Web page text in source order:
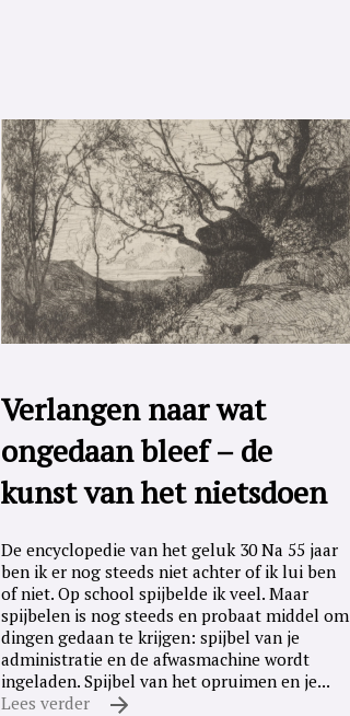
Verlangen naar wat
ongedaan bleef – de
kunst van het nietsdoen
De encyclopedie van het geluk 30 Na 55 jaar
ben ik er nog steeds niet achter of ik lui ben
of niet. Op school spijbelde ik veel. Maar
spijbelen is nog steeds en probaat middel om
dingen gedaan te krijgen: spijbel van je
administratie en de afwasmachine wordt
ingeladen. Spijbel van het opruimen en je...
Lees verder